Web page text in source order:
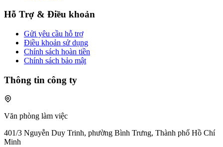
Hỗ Trợ & Điều khoản
Gửi yêu cầu hỗ trợ
Điều khoản sử dụng
Chính sách hoàn tiền
Chính sách bảo mật
Thông tin công ty
Văn phòng làm việc
401/3 Nguyễn Duy Trinh, phường Bình Trưng, Thành phố Hồ Chí
Minh